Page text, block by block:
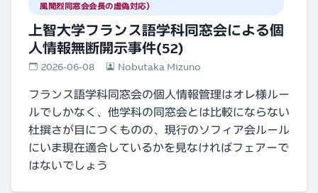
風間烈同窓会会長の虚偽対応）
上智大学フランス語学科同窓会による個
人情報無断開示事件(52)
2026-06-08 Nobutaka Mizuno
フランス語学科同窓会の個人情報管理はオレ様ルー
ルでしかなく、他学科の同窓会とは比較にならない
杜撰さが目につくものの、現行のソフィア会ルール
にいま現在適合しているかを見なければフェアーで
はないでしょう